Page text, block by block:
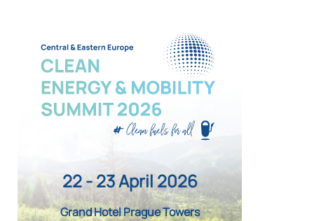
22 - 23 April 2026
Grand Hotel Prague Towers